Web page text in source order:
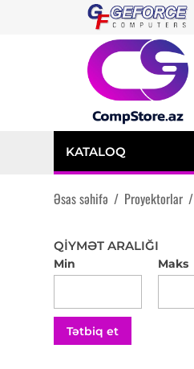
KATALOQ
Əsas səhifə / Proyektorlar /
QIYMƏT ARALIĞI
Min Maks
Tətbiq et